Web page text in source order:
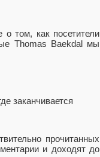
том, как посетители
Thomas Baekdal мы
заканчивается
прочитанных
и доходят до